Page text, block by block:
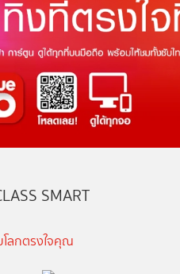
SMART
ลกตรงใจคุณ